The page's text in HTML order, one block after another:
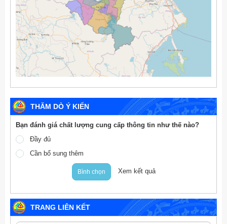
THĂM DÒ Ý KIẾN
Bạn đánh giá chất lượng cung cấp thông tin như thế nào?
Đầy đủ
Cần bổ sung thêm
Bình chọn Xem kết quả
TRANG LIÊN KẾT